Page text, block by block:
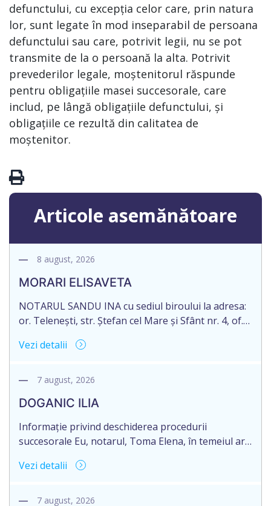
defunctului, cu excepția celor care, prin natura
lor, sunt legate în mod inseparabil de persoana
defunctului sau care, potrivit legii, nu se pot
transmite de la o persoană la alta. Potrivit
prevederilor legale, moștenitorul răspunde
pentru obligațiile masei succesorale, care
includ, pe lângă obligațiile defunctului, și
obligațiile ce rezultă din calitatea de
moștenitor.
Articole asemănătoare
8 august, 2026
MORARI ELISAVETA
NOTARUL SANDU INA cu sediul biroului la adresa:
or. Telenești, str. Ștefan cel Mare și Sfânt nr. 4, of.
succesorale în urma decesului cet. MORARI
2005035073658, decedat/ă la data de 09.03.2026
Eliberarea certificatului de moștenitor este […]
Vezi detalii
7 august, 2026
DOGANIC ILIA
Informație privind deschiderea procedurii
succesorale Eu, notarul, Toma Elena, în temeiul art.
notific Moștenitorii/ persoană care are un interes
notariale în urma decesului cet. DOGANIC ILIA,
Vezi detalii
7 august, 2026